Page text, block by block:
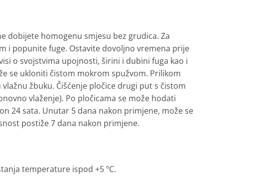
dobijete homogenu smjesu bez grudica. Za
i popunite fuge. Ostavite dovoljno vremena prije
o svojstvima upojnosti, širini i dubini fuga kao i
se ukloniti čistom mokrom spužvom. Prilikom
žbuku. Čišćenje pločice drugi put s čistom
vlaženje). Po pločicama se može hodati
24 sata. Unutar 5 dana nakon primjene, može se
postiže 7 dana nakon primjene.
temperature ispod +5 ºC.